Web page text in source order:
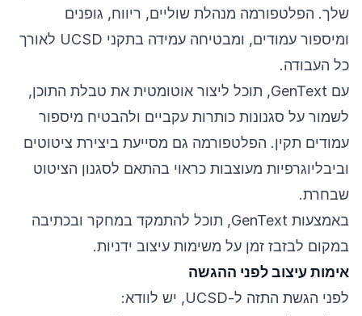
שלך. הפלטפורמה מנהלת שוליים, ריווח, גופנים
ומיספור עמודים, ומבטיחה עמידה בתקני UCSD לאורך
כל העבודה.
עם GenText, תוכל ליצור אוטומטית את טבלת התוכן,
לשמור על סגנונות כותרות עקביים ולהבטיח מיספור
עמודים תקין. הפלטפורמה גם מסייעת ביצירת ציטוטים
וביבליוגרפיות מעוצבות כראוי בהתאם לסגנון הציטוט
שבחרת.
באמצעות GenText, תוכל להתמקד במחקר ובכתיבה
במקום לבזבז זמן על משימות עיצוב ידניות.
אימות עיצוב לפני ההגשה
לפני הגשת התזה ל-UCSD, יש לוודא: